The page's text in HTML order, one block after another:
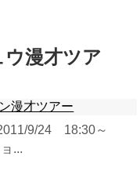
漫才ツア
漫才ツアー
9/24 18:30～
...